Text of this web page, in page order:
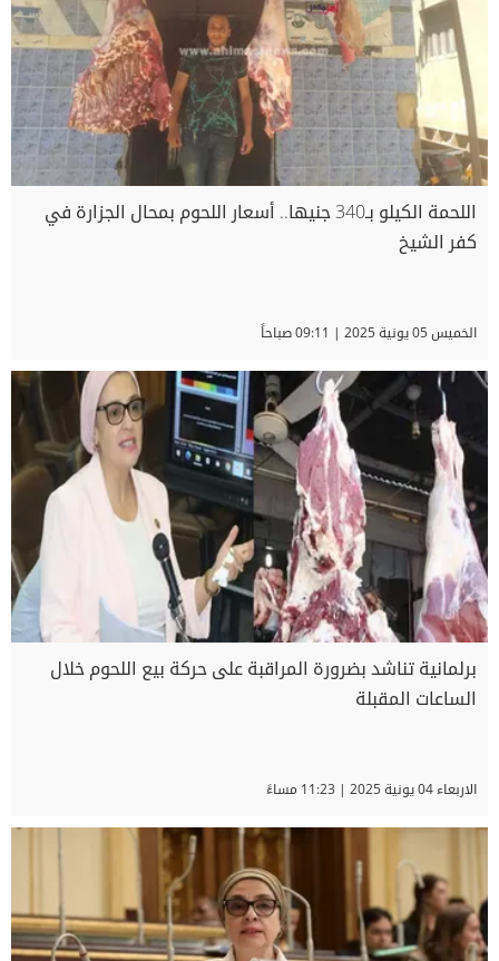
اللحمة الكيلو بـ340 جنيها.. أسعار اللحوم بمحال الجزارة في
كفر الشيخ
الخميس 05 يونية 2025 | 09:11 صباحاً
برلمانية تناشد بضرورة المراقبة على حركة بيع اللحوم خلال
الساعات المقبلة
الاربعاء 04 يونية 2025 | 11:23 مساءً